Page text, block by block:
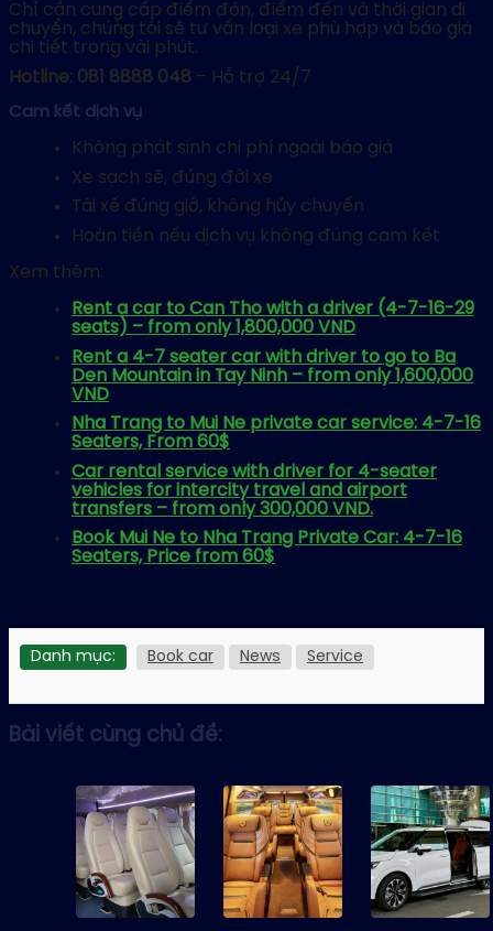
Chỉ cần cung cấp điểm đón, điểm đến và thời gian di
chuyển, chúng tôi sẽ tư vấn loại xe phù hợp và báo giá
chi tiết trong vài phút.
Hotline: 081 8888 048 – Hỗ trợ 24/7
Cam kết dịch vụ
Không phát sinh chi phí ngoài báo giá
Xe sạch sẽ, đúng đời xe
Tài xế đúng giờ, không hủy chuyến
Hoàn tiền nếu dịch vụ không đúng cam kết
Xem thêm:
Rent a car to Can Tho with a driver (4-7-16-29
seats) – from only 1,800,000 VND
Rent a 4-7 seater car with driver to go to Ba
Den Mountain in Tay Ninh – from only 1,600,000
VND
Nha Trang to Mui Ne private car service: 4-7-16
Seaters, From 60$
Car rental service with driver for 4-seater
vehicles for intercity travel and airport
transfers – from only 300,000 VND.
Book Mui Ne to Nha Trang Private Car: 4-7-16
Seaters, Price from 60$
Danh mục: Book car News Service
Bài viết cùng chủ đề: